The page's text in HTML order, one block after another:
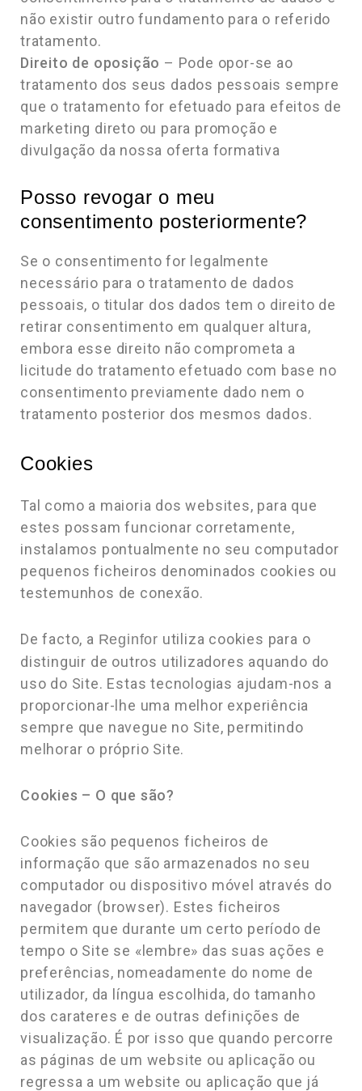
não existir outro fundamento para o referido
tratamento.
Direito de oposição – Pode opor-se ao
tratamento dos seus dados pessoais sempre
que o tratamento for efetuado para efeitos de
marketing direto ou para promoção e
divulgação da nossa oferta formativa
Posso revogar o meu
consentimento posteriormente?
Se o consentimento for legalmente
necessário para o tratamento de dados
pessoais, o titular dos dados tem o direito de
retirar consentimento em qualquer altura,
embora esse direito não comprometa a
licitude do tratamento efetuado com base no
consentimento previamente dado nem o
tratamento posterior dos mesmos dados.
Cookies
Tal como a maioria dos websites, para que
estes possam funcionar corretamente,
instalamos pontualmente no seu computador
pequenos ficheiros denominados cookies ou
testemunhos de conexão.
De facto, a Reginfor utiliza cookies para o
distinguir de outros utilizadores aquando do
uso do Site. Estas tecnologias ajudam-nos a
proporcionar-lhe uma melhor experiência
sempre que navegue no Site, permitindo
melhorar o próprio Site.
Cookies – O que são?
Cookies são pequenos ficheiros de
informação que são armazenados no seu
computador ou dispositivo móvel através do
navegador (browser). Estes ficheiros
permitem que durante um certo período de
tempo o Site se «lembre» das suas ações e
preferências, nomeadamente do nome de
utilizador, da língua escolhida, do tamanho
dos carateres e de outras definições de
visualização. É por isso que quando percorre
as páginas de um website ou aplicação ou
regressa a um website ou aplicação que já